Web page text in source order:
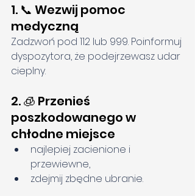
1. 📞 Wezwij pomoc
medyczną
Zadzwoń pod 112 lub 999. Poinformuj
dyspozytora, że podejrzewasz udar
cieplny.
2. 🧊 Przenieś
poszkodowanego w
chłodne miejsce
najlepiej zacienione i
przewiewne,
zdejmij zbędne ubranie.